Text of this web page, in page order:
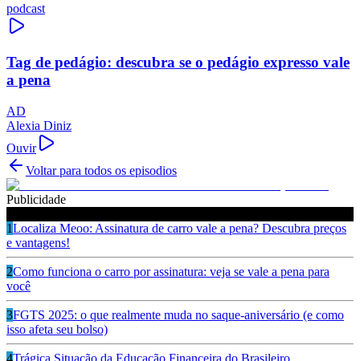
podcast
Tag de pedágio: descubra se o pedágio expresso vale
a pena
AD
Alexia Diniz
Ouvir
Voltar para todos os episodios
Publicidade
1Localiza Meoo: Assinatura de carro vale a pena? Descubra preços
e vantagens!
2Como funciona o carro por assinatura: veja se vale a pena para
você
3FGTS 2025: o que realmente muda no saque-aniversário (e como
isso afeta seu bolso)
4Trágica Situação da Educação Financeira do Brasileiro